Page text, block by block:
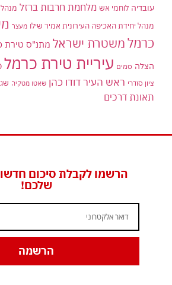
עובדיה לוחמי אש מלחמת חרבות ברזל מנהל
מנהל יחידת האכיפה העירונית אמיר שילו מעצר
כרמלמשטרת ישראל מתנ"ס טירת
הצלה סמים עיריית טירת כרמל
ציון סודרי ראש העיר דודו כהן שאטו מטקיה
תאונת דרכים
הרשמו לקבלת סיכום
שלכם!
הרשמה